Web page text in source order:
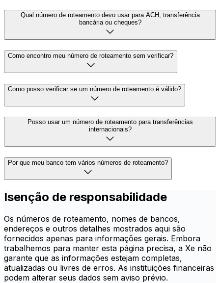
Qual número de roteamento devo usar para ACH, transferência
bancária ou cheques?
Como encontro meu número de roteamento sem verificar?
Como posso verificar se um número de roteamento é válido?
Posso usar um número de roteamento para transferências
internacionais?
Por que meu banco tem vários números de roteamento?
Isenção de responsabilidade
Os números de roteamento, nomes de bancos,
endereços e outros detalhes mostrados aqui são
fornecidos apenas para informações gerais. Embora
trabalhemos para manter esta página precisa, a Xe não
garante que as informações estejam completas,
atualizadas ou livres de erros. As instituições financeiras
podem alterar seus dados sem aviso prévio.